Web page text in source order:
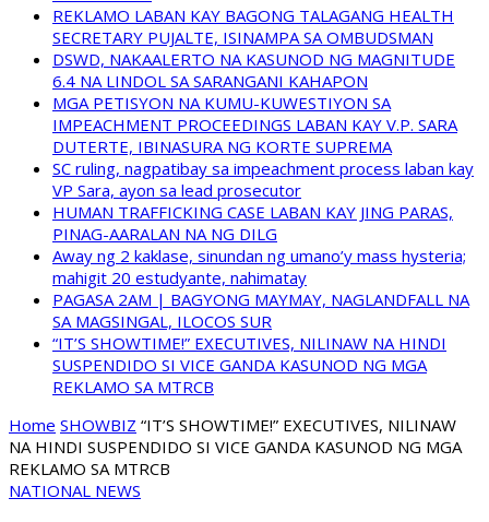
REKLAMO LABAN KAY BAGONG TALAGANG HEALTH
SECRETARY PUJALTE, ISINAMPA SA OMBUDSMAN
DSWD, NAKAALERTO NA KASUNOD NG MAGNITUDE
6.4 NA LINDOL SA SARANGANI KAHAPON
MGA PETISYON NA KUMU-KUWESTIYON SA
IMPEACHMENT PROCEEDINGS LABAN KAY V.P. SARA
DUTERTE, IBINASURA NG KORTE SUPREMA
SC ruling, nagpatibay sa impeachment process laban kay
VP Sara, ayon sa lead prosecutor
HUMAN TRAFFICKING CASE LABAN KAY JING PARAS,
PINAG-AARALAN NA NG DILG
Away ng 2 kaklase, sinundan ng umano’y mass hysteria;
mahigit 20 estudyante, nahimatay
PAGASA 2AM | BAGYONG MAYMAY, NAGLANDFALL NA
SA MAGSINGAL, ILOCOS SUR
“IT’S SHOWTIME!” EXECUTIVES, NILINAW NA HINDI
SUSPENDIDO SI VICE GANDA KASUNOD NG MGA
REKLAMO SA MTRCB
Home SHOWBIZ “IT’S SHOWTIME!” EXECUTIVES, NILINAW
NA HINDI SUSPENDIDO SI VICE GANDA KASUNOD NG MGA
REKLAMO SA MTRCB
NATIONAL NEWS